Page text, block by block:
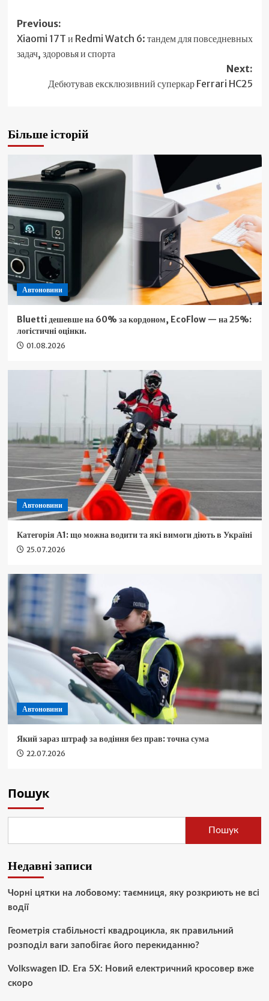
Post
navigation
Previous:
Xiaomi 17T и Redmi Watch 6: тандем для повседневных
задач, здоровья и спорта
Next:
Дебютував ексклюзивний суперкар Ferrari HC25
Більше історій
Автоновини
Bluetti дешевше на 60% за кордоном, EcoFlow — на 25%:
логістичні оцінки.
01.08.2026
Автоновини
Категорія А1: що можна водити та які вимоги діють в Україні
25.07.2026
Автоновини
Який зараз штраф за водіння без прав: точна сума
22.07.2026
Пошук
Пошук
Недавні записи
Чорні цятки на лобовому: таємниця, яку розкриють не всі
водії
Геометрія стабільності квадроцикла, як правильний
розподіл ваги запобігає його перекиданню?
Volkswagen ID. Era 5X: Новий електричний кросовер вже
скоро